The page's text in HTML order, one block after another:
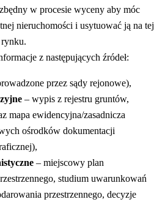
w procesie wyceny aby móc
nieruchomości i usytuować ją na tej
z następujących źródeł:
przez sądy rejonowe),
– wypis z rejestru gruntów,
mapa ewidencyjna/zasadnicza
ośrodków dokumentacji
– miejscowy plan
studium uwarunkowań
przestrzennego, decyzje